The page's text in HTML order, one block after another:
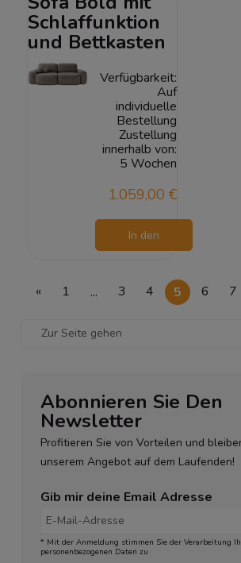
Schlaffunktion
und Bettkasten
Verfügbarkeit:
Auf
individuelle
Bestellung
Zustellung
innerhalb von:
5 Wochen
1.059,00 €
In den
« 1 ... 3 4 5 6 7
Abonnieren Sie Den
Newsletter
Profitieren Sie von Vorteilen und
unserem Angebot auf dem Laufenden!
Gib mir deine Email Adresse
* Mit der Anmeldung stimmen Sie der Verarbeitung
personenbezogenen Daten zu